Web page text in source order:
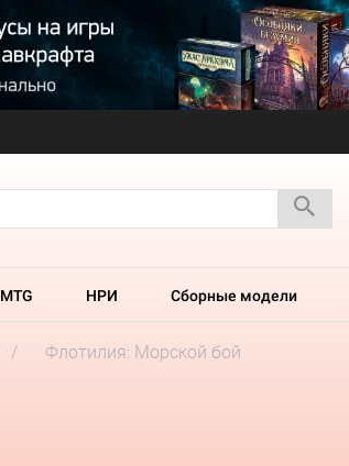
MTG НРИ Сборные модели
Флотилия: Морской бой